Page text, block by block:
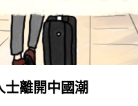
離開中國潮